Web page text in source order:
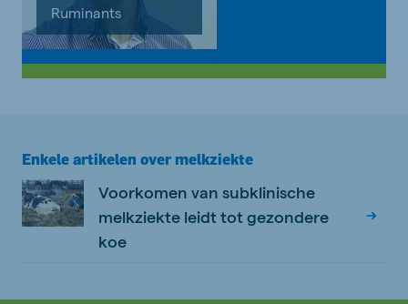
Ruminants
Enkele artikelen over melkziekte
Voorkomen van subklinische
melkziekte leidt tot gezondere
koe